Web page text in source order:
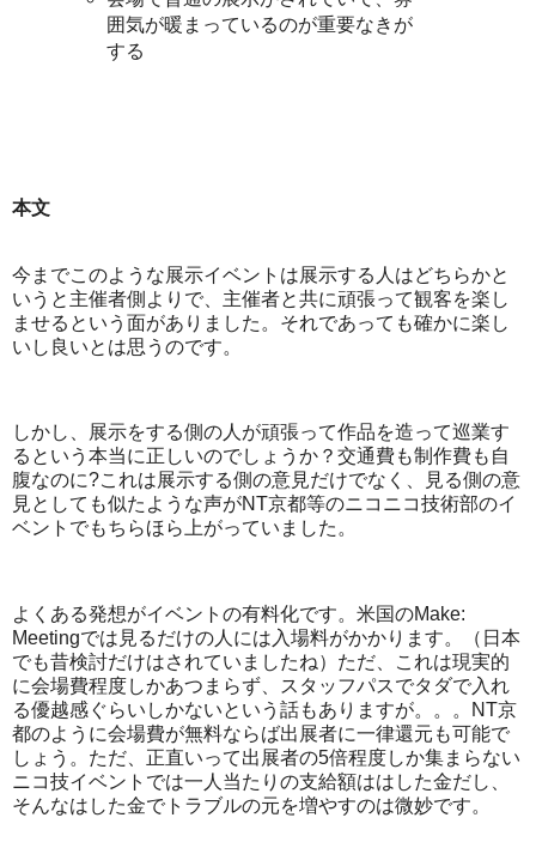
囲気が暖まっているのが重要なきが
する
本文
今までこのような展示イベントは展示する人はどちらかと
いうと主催者側よりで、主催者と共に頑張って観客を楽し
ませるという面がありました。それであっても確かに楽し
いし良いとは思うのです。
しかし、展示をする側の人が頑張って作品を造って巡業す
るという本当に正しいのでしょうか？交通費も制作費も自
腹なのに?これは展示する側の意見だけでなく、見る側の意
見としても似たような声がNT京都等のニコニコ技術部のイ
ベントでもちらほら上がっていました。
よくある発想がイベントの有料化です。米国のMake:
Meetingでは見るだけの人には入場料がかかります。（日本
でも昔検討だけはされていましたね）ただ、これは現実的
に会場費程度しかあつまらず、スタッフパスでタダで入れ
る優越感ぐらいしかないという話もありますが。。。NT京
都のように会場費が無料ならば出展者に一律還元も可能で
しょう。ただ、正直いって出展者の5倍程度しか集まらない
ニコ技イベントでは一人当たりの支給額ははした金だし、
そんなはした金でトラブルの元を増やすのは微妙です。